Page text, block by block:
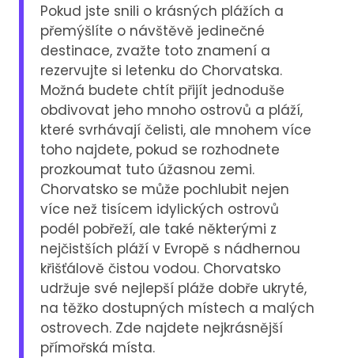
Pokud jste snili o krásných plážích a
přemýšlíte o návštěvě jedinečné
destinace, zvažte toto znamení a
rezervujte si letenku do Chorvatska.
Možná budete chtít přijít jednoduše
obdivovat jeho mnoho ostrovů a pláží,
které svrhávají čelisti, ale mnohem více
toho najdete, pokud se rozhodnete
prozkoumat tuto úžasnou zemi.
Chorvatsko se může pochlubit nejen
více než tisícem idylických ostrovů
podél pobřeží, ale také některými z
nejčistších pláží v Evropě s nádhernou
křišťálově čistou vodou. Chorvatsko
udržuje své nejlepší pláže dobře ukryté,
na těžko dostupných místech a malých
ostrovech. Zde najdete nejkrásnější
přímořská místa.